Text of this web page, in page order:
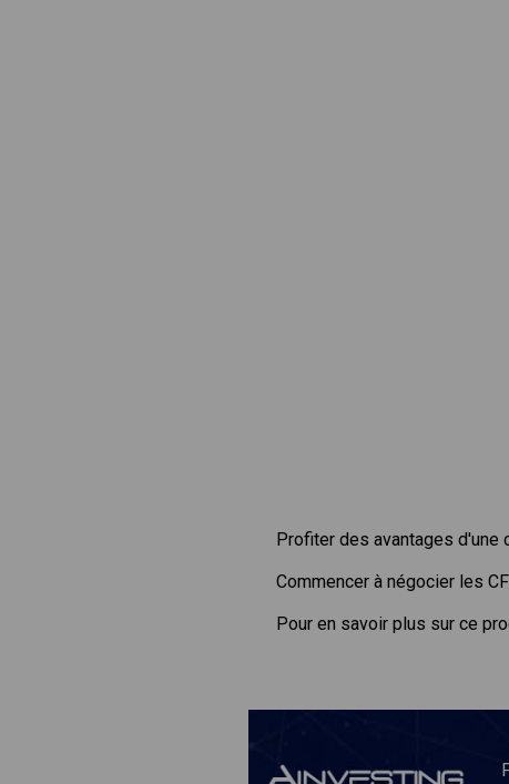
Profiter des avantages d'une
Commencer à négocier les
Pour en savoir plus sur ce